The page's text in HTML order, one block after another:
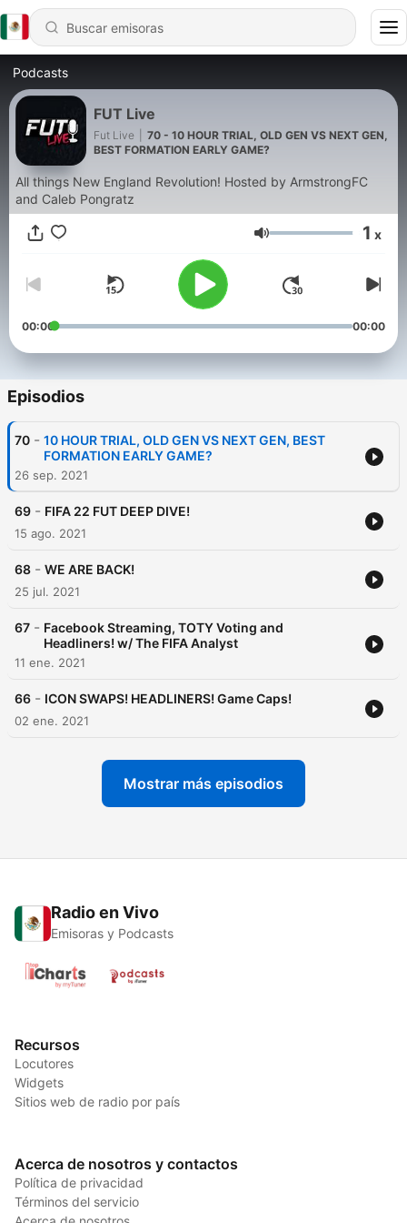
Podcasts
FUT Live
Fut Live
70 - 10 HOUR TRIAL, OLD GEN VS NEXT GEN,
BEST FORMATION EARLY GAME?
All things New England Revolution! Hosted by ArmstrongFC
and Caleb Pongratz
Volumen 1 x
00:00 00:00
Episodios
70 - 10 HOUR TRIAL, OLD GEN VS NEXT GEN, BEST
FORMATION EARLY GAME?
26 sep. 2021
69 - FIFA 22 FUT DEEP DIVE!
15 ago. 2021
68 - WE ARE BACK!
25 jul. 2021
67 - Facebook Streaming, TOTY Voting and
Headliners! w/ The FIFA Analyst
11 ene. 2021
66 - ICON SWAPS! HEADLINERS! Game Caps!
02 ene. 2021
Mostrar más episodios
Radio en Vivo
Emisoras y Podcasts
Recursos
Locutores
Widgets
Sitios web de radio por país
Acerca de nosotros y contactos
Política de privacidad
Términos del servicio